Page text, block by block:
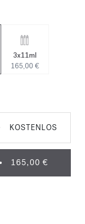
3x11ml
165,00 €
KOSTENLOS
165,00 €